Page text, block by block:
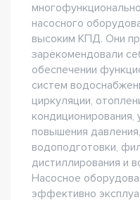
насосного
высоким КПД. Они
зарекомендовали
обеспечении
систем
циркуляции,
кондиционирования,
повышения
водоподготовки,
дистиллирования и
Насосное
эффективно